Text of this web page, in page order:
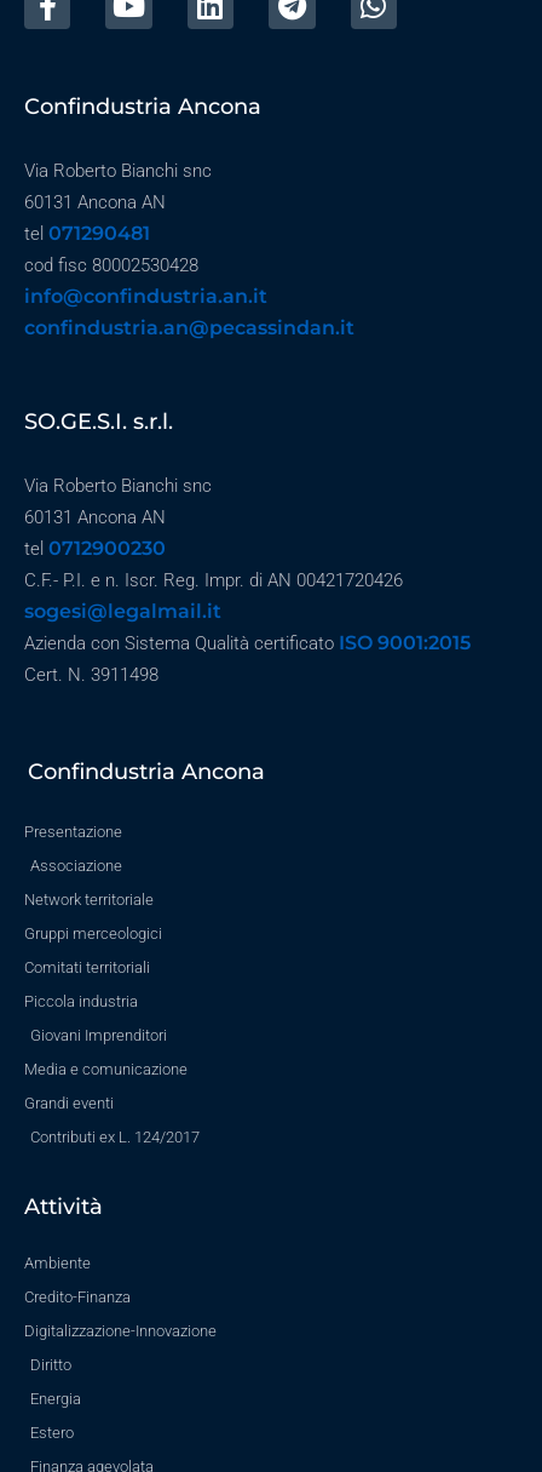
Confindustria Ancona
Via Roberto Bianchi snc
60131 Ancona AN
tel 071290481
cod fisc 80002530428
info@confindustria.an.it
confindustria.an@pecassindan.it
SO.GE.S.I. s.r.l.
Via Roberto Bianchi snc
60131 Ancona AN
tel 0712900230
C.F.- P.I. e n. Iscr. Reg. Impr. di AN 00421720426
sogesi@legalmail.it
Azienda con Sistema Qualità certificato ISO 9001:2015
Cert. N. 3911498
Confindustria Ancona
Presentazione
Associazione
Network territoriale
Gruppi merceologici
Comitati territoriali
Piccola industria
Giovani Imprenditori
Media e comunicazione
Grandi eventi
Contributi ex L. 124/2017
Attività
Ambiente
Credito-Finanza
Digitalizzazione-Innovazione
Diritto
Energia
Estero
Finanza agevolata